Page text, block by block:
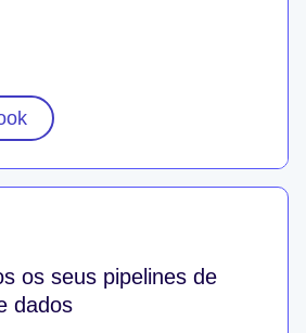
os seus pipelines de
dados